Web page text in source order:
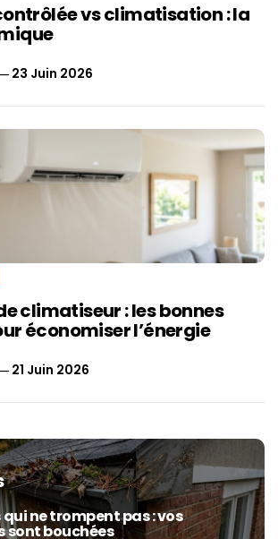
vs climatisation : la
23 Juin 2026
climatiseur : les bonnes
économiser l’énergie
21 Juin 2026
qui ne trompent pas : vos
sont bouchées